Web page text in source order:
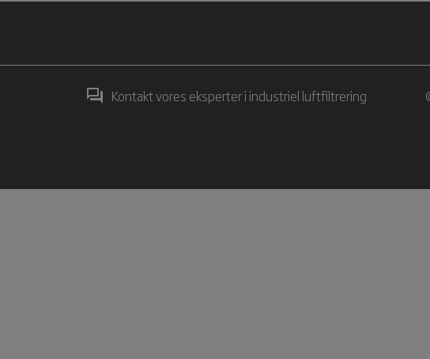
Kontakt vores eksperter i industriel luftfiltrering